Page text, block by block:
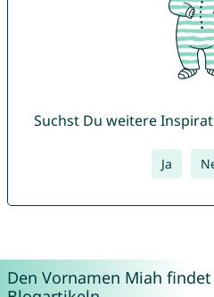
Suchst Du weitere
Ja
Den Vornamen Miah